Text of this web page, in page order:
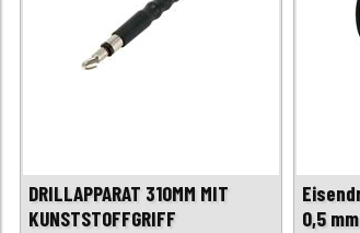
DRILLAPPARAT 310MM MIT
KUNSTSTOFFGRIFF
0,5